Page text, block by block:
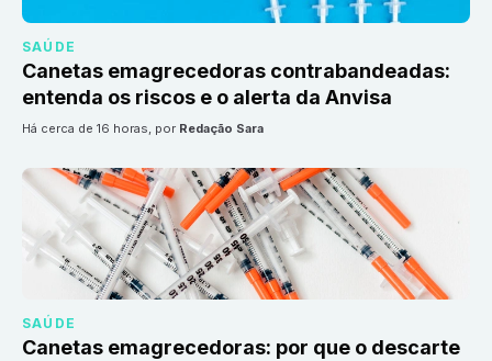
SAÚDE
Canetas emagrecedoras contrabandeadas:
entenda os riscos e o alerta da Anvisa
há cerca de 16 horas, por Redação Sara
SAÚDE
Canetas emagrecedoras: por que o descarte